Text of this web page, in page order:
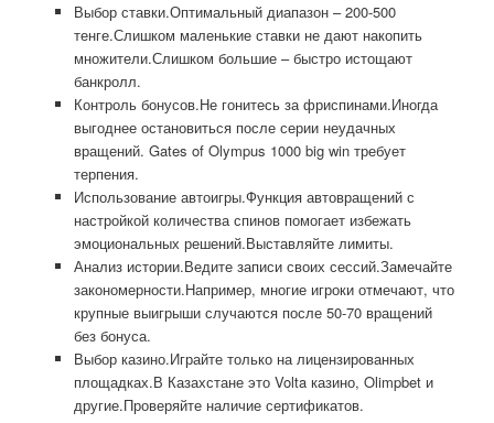
Выбор ставки.Оптимальный диапазон – 200-500
тенге.Слишком маленькие ставки не дают накопить
множители.Слишком большие – быстро истощают
банкролл.
Контроль бонусов.Не гонитесь за фриспинами.Иногда
выгоднее остановиться после серии неудачных
вращений. Gates of Olympus 1000 big win требует
терпения.
Использование автоигры.Функция автовращений с
настройкой количества спинов помогает избежать
эмоциональных решений.Выставляйте лимиты.
Анализ истории.Ведите записи своих сессий.Замечайте
закономерности.Например, многие игроки отмечают, что
крупные выигрыши случаются после 50-70 вращений
без бонуса.
Выбор казино.Играйте только на лицензированных
площадках.В Казахстане это Volta казино, Olimpbet и
другие.Проверяйте наличие сертификатов.